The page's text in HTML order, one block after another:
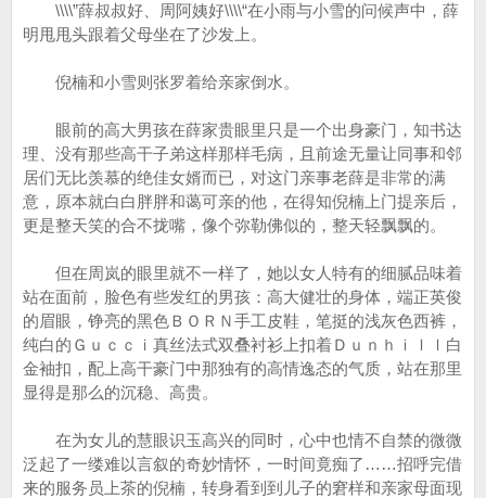
\\\\”薛叔叔好、周阿姨好\\\\“在小雨与小雪的问候声中，薛
明甩甩头跟着父母坐在了沙发上。
倪楠和小雪则张罗着给亲家倒水。
眼前的高大男孩在薛家贵眼里只是一个出身豪门，知书达
理、没有那些高干子弟这样那样毛病，且前途无量让同事和邻
居们无比羡慕的绝佳女婿而已，对这门亲事老薛是非常的满
意，原本就白白胖胖和蔼可亲的他，在得知倪楠上门提亲后，
更是整天笑的合不拢嘴，像个弥勒佛似的，整天轻飘飘的。
但在周岚的眼里就不一样了，她以女人特有的细腻品味着
站在面前，脸色有些发红的男孩：高大健壮的身体，端正英俊
的眉眼，铮亮的黑色ＢＯＲＮ手工皮鞋，笔挺的浅灰色西裤，
纯白的Ｇｕｃｃｉ真丝法式双叠衬衫上扣着Ｄｕｎｈｉｌｌ白
金袖扣，配上高干豪门中那独有的高情逸态的气质，站在那里
显得是那么的沉稳、高贵。
在为女儿的慧眼识玉高兴的同时，心中也情不自禁的微微
泛起了一缕难以言叙的奇妙情怀，一时间竟痴了……招呼完借
来的服务员上茶的倪楠，转身看到到儿子的窘样和亲家母面现